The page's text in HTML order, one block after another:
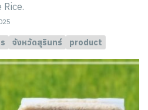
จังหวัดสุรินทร์ product